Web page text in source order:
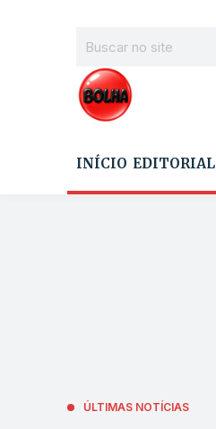
INÍCIO EDITORIAL
ÚLTIMAS NOTÍCIAS